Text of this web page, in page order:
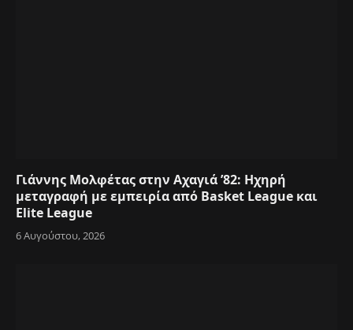
Γιάννης Μολφέτας στην Αχαγιά ’82: Ηχηρή
μεταγραφή με εμπειρία από Basket League και
Elite League
6 Αυγούστου, 2026